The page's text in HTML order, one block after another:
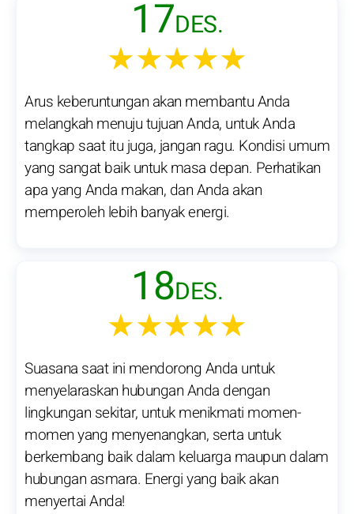
17DES.
★★★★★
Arus keberuntungan akan membantu Anda
melangkah menuju tujuan Anda, untuk Anda
tangkap saat itu juga, jangan ragu. Kondisi umum
yang sangat baik untuk masa depan. Perhatikan
apa yang Anda makan, dan Anda akan
memperoleh lebih banyak energi.
18DES.
★★★★★
Suasana saat ini mendorong Anda untuk
menyelaraskan hubungan Anda dengan
lingkungan sekitar, untuk menikmati momen-
momen yang menyenangkan, serta untuk
berkembang baik dalam keluarga maupun dalam
hubungan asmara. Energi yang baik akan
menyertai Anda!